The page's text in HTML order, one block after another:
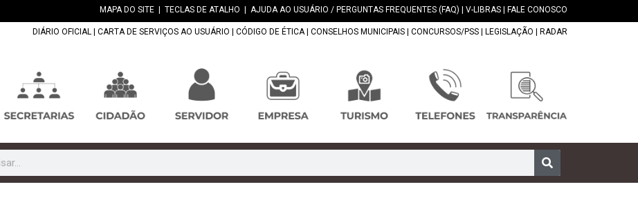
MAPA DO SITE TECLAS DE ATALHO AJUDA AO USUÁRIO / PERGUNTAS FREQUENTES (FAQ) V-LIBRAS FALE CONOSCO
DIÁRIO OFICIAL CARTA DE SERVIÇOS AO USUÁRIO CÓDIGO DE ÉTICA| CONSELHOS MUNICIPAIS CONCURSOS/PSS LEGISLAÇÃO RADAR